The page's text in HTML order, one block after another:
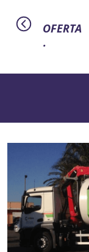
OFERTA
·